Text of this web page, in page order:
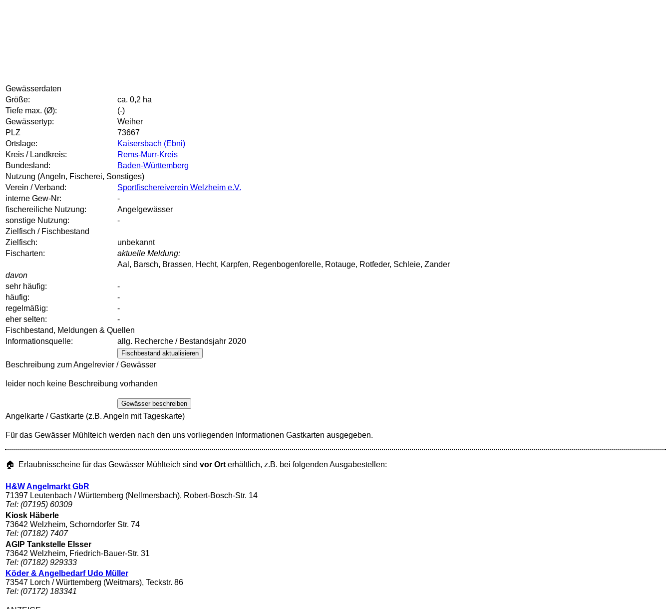
Gewässerdaten
Größe:
ca. 0,2 ha
Tiefe max. (Ø):
(-)
Gewässertyp:
Weiher
PLZ
73667
Ortslage:
Kaisersbach (Ebni)
Kreis / Landkreis:
Rems-Murr-Kreis
Bundesland:
Baden-Württemberg
Nutzung (Angeln, Fischerei, Sonstiges)
Verein / Verband:
Sportfischereiverein Welzheim e.V.
interne Gew-Nr:
-
fischereiliche Nutzung:
Angelgewässer
sonstige Nutzung:
-
Zielfisch / Fischbestand
Zielfisch:
unbekannt
Fischarten:
aktuelle Meldung:
Aal, Barsch, Brassen, Hecht, Karpfen, Regenbogenforelle, Rotauge, Rotfeder, Schleie, Zander
davon
sehr häufig:
-
häufig:
-
regelmäßig:
-
eher selten:
-
Fischbestand, Meldungen & Quellen
Informationsquelle:
allg. Recherche / Bestandsjahr 2020
Fischbestand aktualisieren
Beschreibung zum Angelrevier / Gewässer
leider noch keine Beschreibung vorhanden
Gewässer beschreiben
Angelkarte / Gastkarte (z.B. Angeln mit Tageskarte)
Für das Gewässer Mühlteich werden nach den uns vorliegenden Informationen Gastkarten ausgegeben.
🏠 Erlaubnisscheine für das Gewässer Mühlteich sind vor Ort erhältlich, z.B. bei folgenden Ausgabestellen:
H&W Angelmarkt GbR
71397 Leutenbach / Württemberg (Nellmersbach), Robert-Bosch-Str. 14
Tel: (07195) 60309
Kiosk Häberle
73642 Welzheim, Schorndorfer Str. 74
Tel: (07182) 7407
AGIP Tankstelle Elsser
73642 Welzheim, Friedrich-Bauer-Str. 31
Tel: (07182) 929333
Köder & Angelbedarf Udo Müller
73547 Lorch / Württemberg (Weitmars), Teckstr. 86
Tel: (07172) 183341